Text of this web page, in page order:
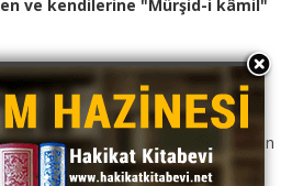
ve kendilerine "Mürşid-i kâmil"
ki:
Dünyayı hatırlamayı da kalbinden
Allahü teâlâdan başka her şeyi